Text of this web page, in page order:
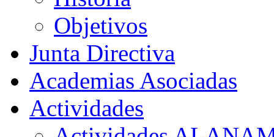
Objetivos
Junta Directiva
Academias Asociadas
Actividades